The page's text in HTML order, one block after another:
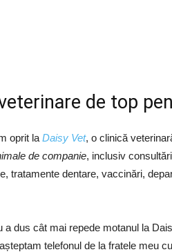
de top
oprit la Daisy Vet, o clinică
de companie, inclusiv
tratamente dentare, vaccinări,
dus cât mai repede motanul la
telefonul de la fratele meu